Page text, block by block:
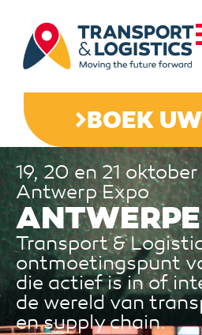
BOEK
19, 20 en 21
Antwerp Expo
Transport &
ontmoetingspunt
die actief is in of
de wereld van
en supply chain.